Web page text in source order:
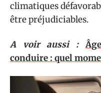
climatiques
être préjudiciables.
A voir aussi :
conduire : quel